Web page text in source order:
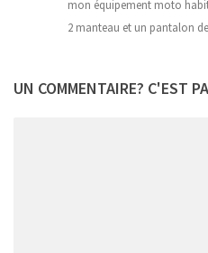
mon équipement moto
2 manteau et un pantalon
UN COMMENTAIRE? C'EST